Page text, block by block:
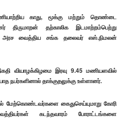
காது, மூக்கு மற்றும் தொண்டை
திருமாறன் தற்காலிக இடமாற்றம்பெற்று
அரச வைத்திய சங்க தலைவர் எஸ்.நிமலன்
வியாழக்கிழமை இரவு 9.45 மணியளவில்
நபர்களினால் தாக்குதலுக்கு உள்ளானர்.
மேற்கொண்டவர்களை கைதுசெய்யுமாறு கோரி
கடந்தவாரம் போராட்டங்களை